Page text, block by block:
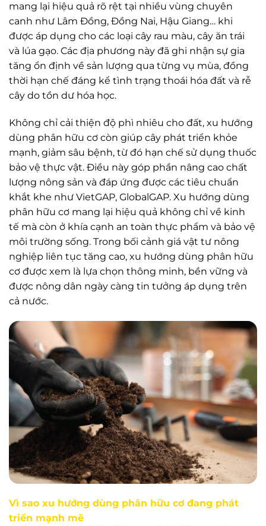
mang lại hiệu quả rõ rệt tại nhiều vùng chuyên
canh như Lâm Đồng, Đồng Nai, Hậu Giang… khi
được áp dụng cho các loại cây rau màu, cây ăn trái
và lúa gạo. Các địa phương này đã ghi nhận sự gia
tăng ổn định về sản lượng qua từng vụ mùa, đồng
thời hạn chế đáng kể tình trạng thoái hóa đất và rễ
cây do tồn dư hóa học.
Không chỉ cải thiện độ phì nhiêu cho đất, xu hướng
dùng phân hữu cơ còn giúp cây phát triển khỏe
mạnh, giảm sâu bệnh, từ đó hạn chế sử dụng thuốc
bảo vệ thực vật. Điều này góp phần nâng cao chất
lượng nông sản và đáp ứng được các tiêu chuẩn
khắt khe như VietGAP, GlobalGAP. Xu hướng dùng
phân hữu cơ mang lại hiệu quả không chỉ về kinh
tế mà còn ở khía cạnh an toàn thực phẩm và bảo vệ
môi trường sống. Trong bối cảnh giá vật tư nông
nghiệp liên tục tăng cao, xu hướng dùng phân hữu
cơ được xem là lựa chọn thông minh, bền vững và
được nông dân ngày càng tin tưởng áp dụng trên
cả nước.
Vì sao xu hướng dùng phân hữu cơ đang phát
triển mạnh mẽ